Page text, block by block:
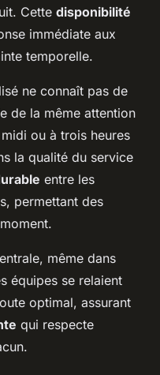
Cette disponibilité
immédiate aux
temporelle.
ne connaît pas de
de la même attention
ou à trois heures
la qualité du service
entre les
permettant des
même dans
équipes se relaient
optimal, assurant
qui respecte